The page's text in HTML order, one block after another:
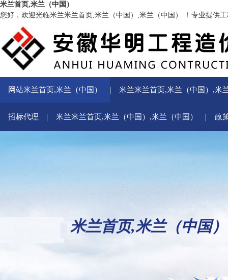
米兰首页,米兰（中国）
您好，欢迎光临米兰米兰首页,米兰（中国）,米兰（中国） ！专业提供
网站米兰首页,米兰（中国） 米兰米兰首页,米兰（中国）,米
招标代理 米兰米兰首页,米兰（中国）,米兰（中国） 政
米兰首页,米兰（中国）